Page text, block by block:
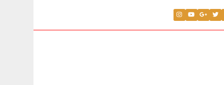
اليوم الجمعة 31 يوليو 2026